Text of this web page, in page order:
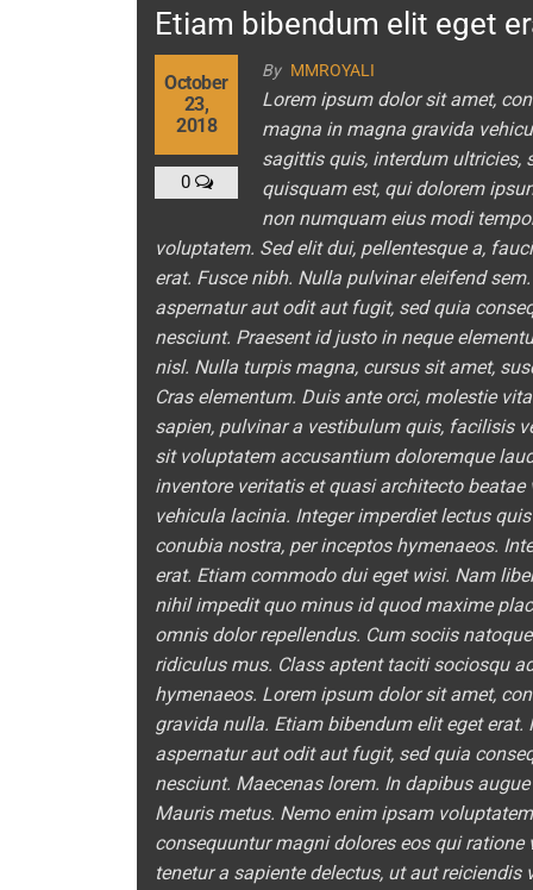
Etiam bibendum elit eget
By MMROYALI
October
23,
2018
0
Lorem ipsum dolor sit amet,
magna in magna gravida
sagittis quis, interdum ultricies,
quisquam est, qui dolorem
non numquam eius modi
voluptatem. Sed elit dui, pellentesque a,
erat. Fusce nibh. Nulla pulvinar eleifend
aspernatur aut odit aut fugit, sed quia
nesciunt. Praesent id justo in neque
nisl. Nulla turpis magna, cursus sit amet,
Cras elementum. Duis ante orci, molestie
sapien, pulvinar a vestibulum quis, facilisis
sit voluptatem accusantium doloremque
inventore veritatis et quasi architecto
vehicula lacinia. Integer imperdiet lectus
conubia nostra, per inceptos hymenaeos.
erat. Etiam commodo dui eget wisi. Nam
nihil impedit quo minus id quod maxime
omnis dolor repellendus. Cum sociis
ridiculus mus. Class aptent taciti sociosqu
hymenaeos. Lorem ipsum dolor sit amet,
gravida nulla. Etiam bibendum elit eget
aspernatur aut odit aut fugit, sed quia
nesciunt. Maecenas lorem. In dapibus
Mauris metus. Nemo enim ipsam
consequuntur magni dolores eos qui
tenetur a sapiente delectus, ut aut